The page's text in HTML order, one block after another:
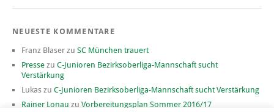
NEUESTE KOMMENTARE
Franz Blaser zu SC München trauert
Presse zu C-Junioren Bezirksoberliga-Mannschaft sucht
Verstärkung
Lukas zu C-Junioren Bezirksoberliga-Mannschaft sucht Verstärkung
Rainer Lonau zu Vorbereitungsplan Sommer 2016/17